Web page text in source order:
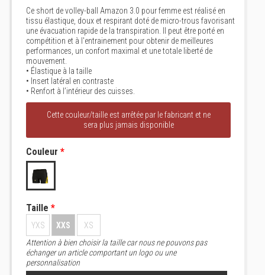
Ce short de volley-ball Amazon 3.0 pour femme est réalisé en
tissu élastique, doux et respirant doté de micro-trous favorisant
une évacuation rapide de la transpiration. Il peut être porté en
compétition et à l'entrainement pour obtenir de meilleures
performances, un confort maximal et une totale liberté de
mouvement.
• Élastique à la taille
• Insert latéral en contraste
• Renfort à l’intérieur des cuisses.
Cette couleur/taille est arrêtée par le fabricant et ne
sera plus jamais disponible
Couleur *
Taille *
YXS XXS
XS
Attention à bien choisir la taille car nous ne pouvons pas
échanger un article comportant un logo ou une
personnalisation